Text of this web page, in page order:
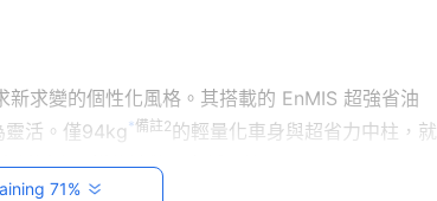
求變的個性化風格。其搭載的 EnMIS 超強省油
靈活。僅94kg*備註2的輕量化車身與超省力中柱，就
材嬌小同樣能讓雙腳安穩踩地。
71%